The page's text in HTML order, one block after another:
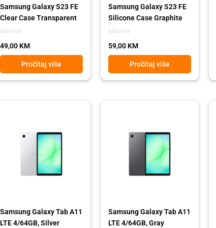
Maskice
Samsung Galaxy S23 FE
Clear Case Transparent
49,00 KM
Pročitaj više
Maskice
Samsung Galaxy S23 FE
Silicone Case Graphite
59,00 KM
Pročitaj više
Samsung Galaxy Tab A11
LTE 4/64GB, Silver
479,00 KM.
429,00 KM.
Samsung Galaxy Tab A11
LTE 4/64GB, Gray
479,00 KM.
429,00 KM.